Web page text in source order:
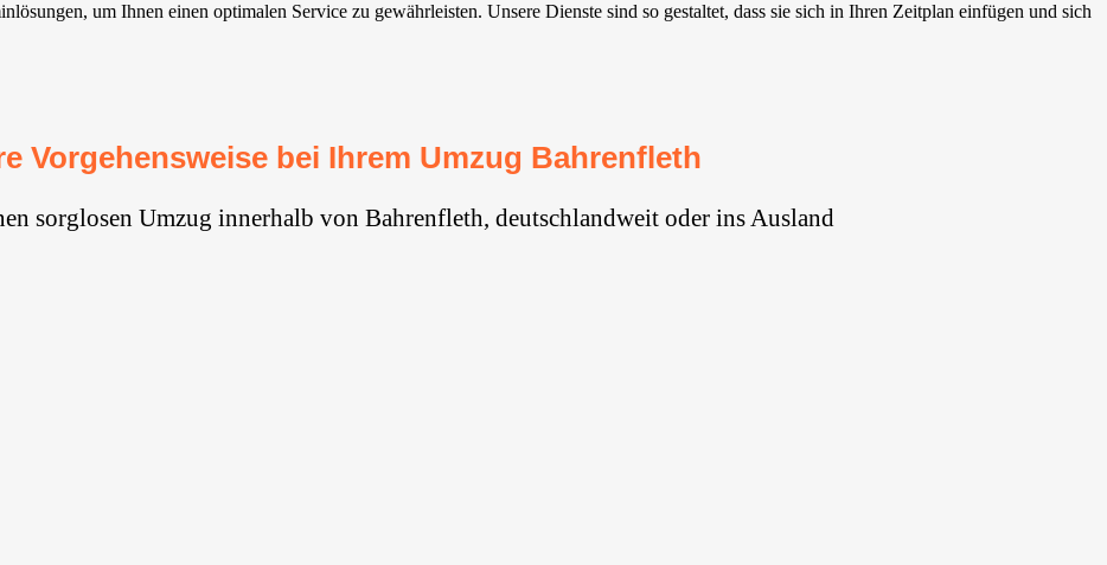
um Ihnen einen optimalen Service zu gewährleisten. Unsere Dienste sind so gestaltet, dass sie sich in Ihren Zeitplan einfügen und sich
Vorgehensweise bei Ihrem Umzug Bahrenfleth
sorglosen Umzug innerhalb von Bahrenfleth, deutschlandweit oder ins Ausland